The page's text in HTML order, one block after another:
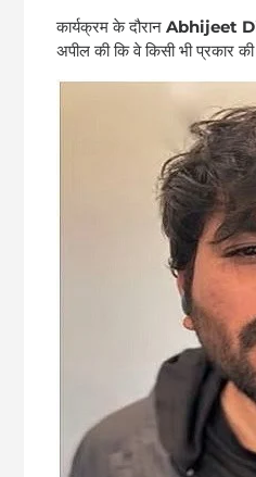
कार्यक्रम के दौरान Abhijeet
अपील की कि वे किसी भी प्रकार